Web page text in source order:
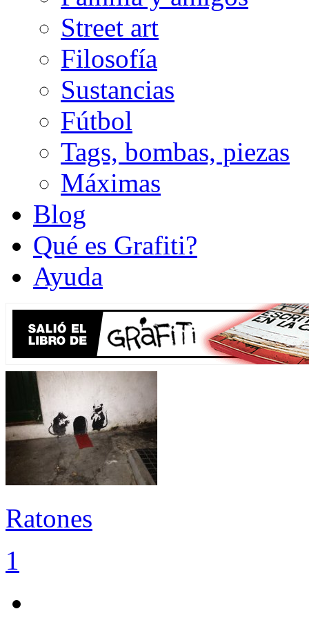
Street art
Filosofía
Sustancias
Fútbol
Tags, bombas, piezas
Máximas
Blog
Qué es Grafiti?
Ayuda
Ratones
1